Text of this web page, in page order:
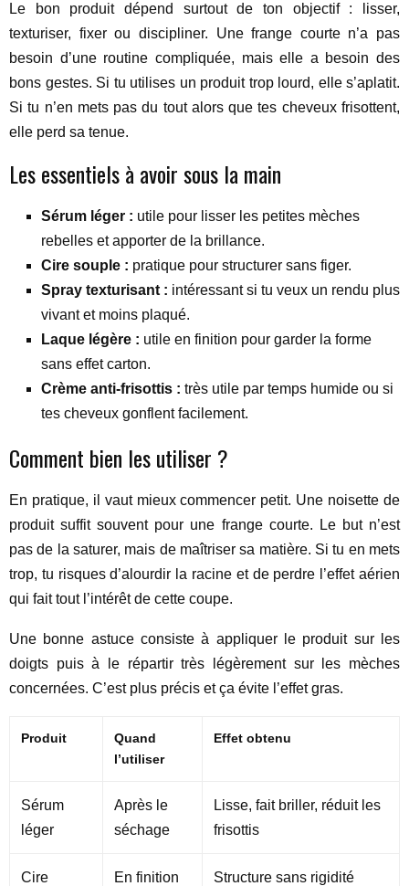
Le bon produit dépend surtout de ton objectif : lisser,
texturiser, fixer ou discipliner. Une frange courte n’a pas
besoin d’une routine compliquée, mais elle a besoin des
bons gestes. Si tu utilises un produit trop lourd, elle s’aplatit.
Si tu n’en mets pas du tout alors que tes cheveux frisottent,
elle perd sa tenue.
Les essentiels à avoir sous la main
Sérum léger : utile pour lisser les petites mèches
rebelles et apporter de la brillance.
Cire souple : pratique pour structurer sans figer.
Spray texturisant : intéressant si tu veux un rendu plus
vivant et moins plaqué.
Laque légère : utile en finition pour garder la forme
sans effet carton.
Crème anti-frisottis : très utile par temps humide ou si
tes cheveux gonflent facilement.
Comment bien les utiliser ?
En pratique, il vaut mieux commencer petit. Une noisette de
produit suffit souvent pour une frange courte. Le but n’est
pas de la saturer, mais de maîtriser sa matière. Si tu en mets
trop, tu risques d’alourdir la racine et de perdre l’effet aérien
qui fait tout l’intérêt de cette coupe.
Une bonne astuce consiste à appliquer le produit sur les
doigts puis à le répartir très légèrement sur les mèches
concernées. C’est plus précis et ça évite l’effet gras.
Produit
Quand
l’utiliser
Effet obtenu
Sérum
léger
Après le
séchage
Lisse, fait briller, réduit les
frisottis
Cire
En finition Structure sans rigidité